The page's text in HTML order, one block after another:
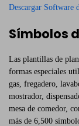
Descargar Software
Símbolos
Las plantillas de
formas especiales
gas, fregadero,
mostrador,
mesa de comedor,
más de 6,500